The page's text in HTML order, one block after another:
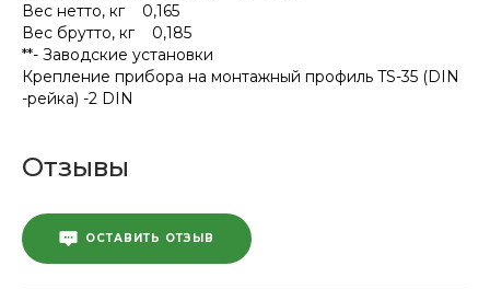
Вес нетто, кг 0,165
Вес брутто, кг 0,185
**- Заводские установки
Крепление прибора на монтажный профиль TS-35 (DIN
-рейка) -2 DIN
Отзывы
ОСТАВИТЬ ОТЗЫВ